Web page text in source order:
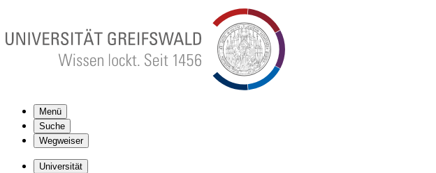
Menü
Suche
Wegweiser
Universität